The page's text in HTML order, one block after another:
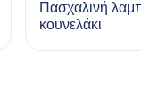
Πασχαλινή
κουνελάκι